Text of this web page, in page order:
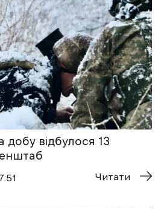
добу відбулося 13
Читати